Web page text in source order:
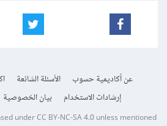
عن أكاديمية حسوب الأسئلة الشائعة
إرشادات الاستخدام
بيان الخصوصية
underCC BY-NC-SA 4.0unless mentioned